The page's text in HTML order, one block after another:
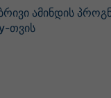
ამინდის
თვის